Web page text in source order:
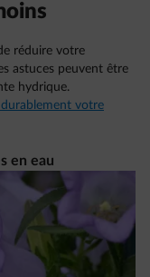
réduire votre
astuces peuvent être
hydrique.
votre
en eau